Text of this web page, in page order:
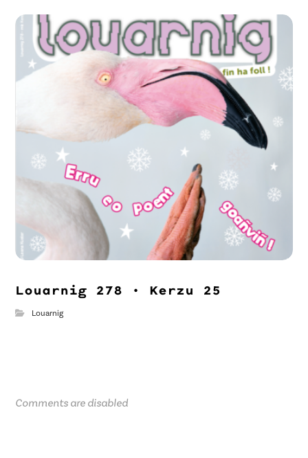
Louarnig 278 • Kerzu 25
Louarnig
Comments are disabled